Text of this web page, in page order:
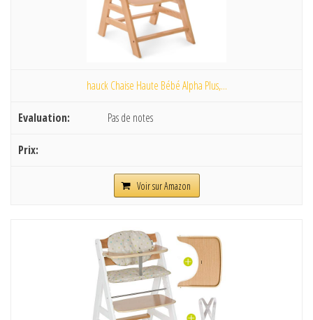
hauck Chaise Haute Bébé Alpha Plus,...
Pas de notes
Voir sur Amazon